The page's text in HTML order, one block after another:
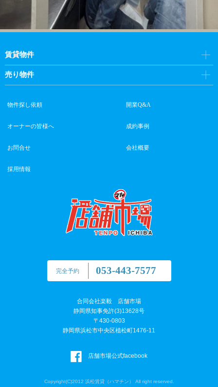
完全予約 053-443-7577
合同会社楽毅 店舗市場
静岡県知事免許(3)13628号
〒430-0803
静岡県浜松市中央区植松町1476-11
店舗市場公式facebook
賃貸物件
売り物件
物件探し依頼 開業Q&A
オーナーの皆様へ 成約事例
お問合せ 会社概要
採用情報
Copyright(C)2012 浜松賃貸（ハマチン） All right reserved.